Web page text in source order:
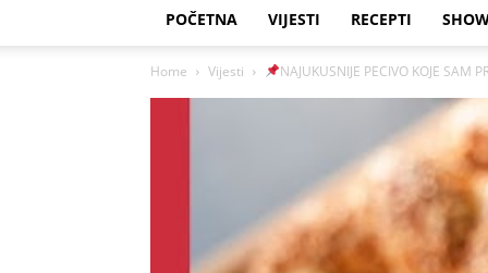
POČETNA VIJESTI RECEPTI
Home Vijesti NAJUKUSNIJE PECIVO KOJE